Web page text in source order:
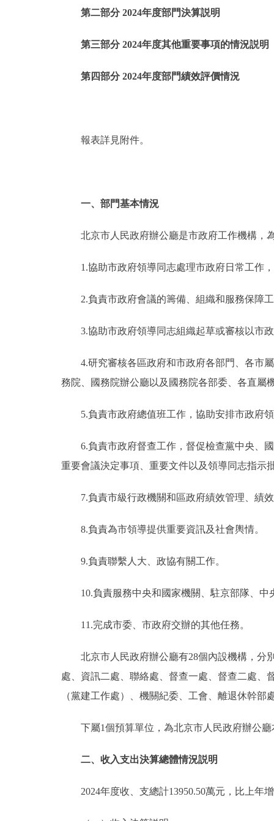
ENGLISH
第二部分 2024年度部門決算説明
第三部分 2024年度其他重要事項的情況説明
第四部分 2024年度部門績效評價情況
報表詳見附件。
一、部門基本情況
北京市人民政府辦公廳是市政府工作機構，
1.協助市政府領導同志處理市政府日常工作
2.負責市政府會議的籌備、組織和服務保障
3.協助市政府領導同志組織起草或審核以市
4.研究審核各區政府和市政府各部門、各市
務院、國務院辦公廳以及國務院各部委、各直屬
5.負責市政府總值班工作，協助安排市政府
6.負責市政府督查工作，督促檢查黨中央、
重要會議決定事項、重要文件以及領導同志指示
7.負責市級行政機關和區政府績效管理、績
8.負責為市領導提供重要資訊及社會輿情。
9.負責聯繫人大、政協有關工作。
10.負責服務中央和國家機關、駐京部隊、
11.完成市委、市政府交辦的其他任務。
北京市人民政府辦公廳有28個內設機構，分
處、資訊二處、聯絡處、督查一處、督查二處
（黨建工作處）、機關紀委、工會、離退休幹
下屬1個預算單位，為北京市人民政府辦公廳
二、收入支出決算總體情況説明
2024年度收、支總計13950.50萬元，比上年